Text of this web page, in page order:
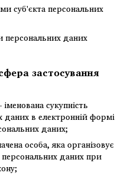
суб'єкта персональних
персональних даних
застосування
сукупність
в електронній формі
даних;
особа, яка організовує
персональних даних при